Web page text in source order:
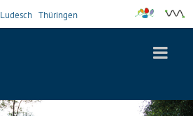
Ludesch Thüringen